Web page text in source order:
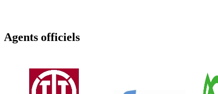
Agents officiels